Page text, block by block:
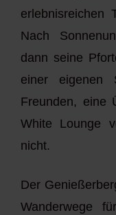
erlebnisreichen
Nach
dann seine
einer eigenen
Freunden, eine
White Lounge
nicht.
Der
Wanderwege